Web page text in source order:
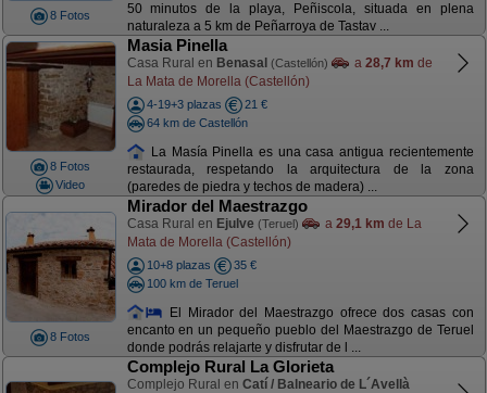
8 Fotos
50 minutos de la playa, Peñiscola, situada en plena
naturaleza a 5 km de Peñarroya de Tastav ...
8 Fotos
Video
Masia Pinella
Casa Rural en Benasal (Castellón) a 28,7 km de
La Mata de Morella (Castellón)
4-19+3 plazas
21 €
64 km de Castellón
La Masía Pinella es una casa antigua recientemente
restaurada, respetando la arquitectura de la zona
(paredes de piedra y techos de madera) ...
8 Fotos
Mirador del Maestrazgo
Casa Rural en Ejulve (Teruel) a 29,1 km de La
Mata de Morella (Castellón)
10+8 plazas
35 €
100 km de Teruel
El Mirador del Maestrazgo ofrece dos casas con
encanto en un pequeño pueblo del Maestrazgo de Teruel
donde podrás relajarte y disfrutar de l ...
Complejo Rural La Glorieta
Complejo Rural en Catí / Balneario de L´Avellà